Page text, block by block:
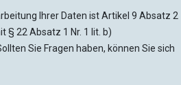
Ihrer Daten ist Artikel 9 Absatz 2
§ 22 Absatz 1 Nr. 1 lit. b)
Sie Fragen haben, können Sie sich